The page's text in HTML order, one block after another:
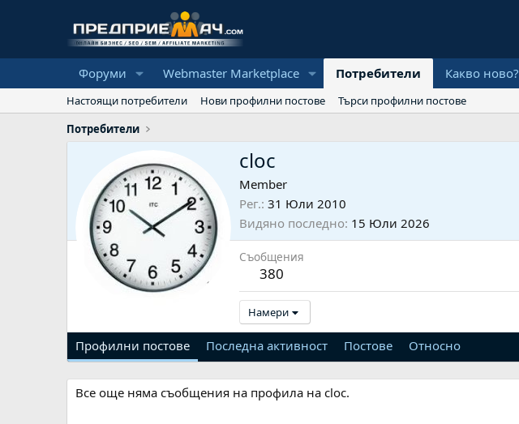
Форуми Webmaster Marketplace Потребители Какво ново?
Настоящи потребители Нови профилни постове
Търси профилни постове
Потребители
cloc
Member
Рег. 31 Юли 2010
Видяно последно 15 Юли 2026
Съобщения
380
Намери
Профилни постове Последна активност Постове Относно
Все още няма съобщения на профила на cloc.